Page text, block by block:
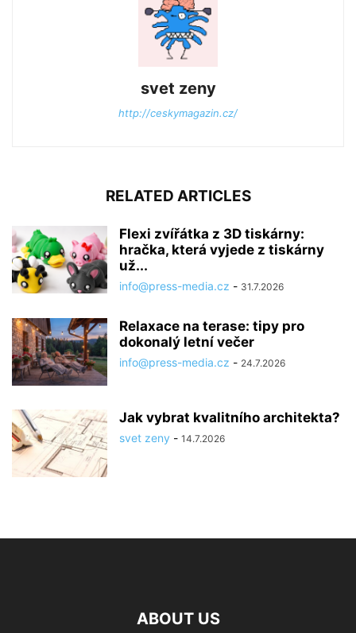
svet zeny
http://ceskymagazin.cz/
RELATED ARTICLES
Flexi zvířátka z 3D tiskárny:
hračka, která vyjede z tiskárny
už...
info@press-media.cz - 31.7.2026
Relaxace na terase: tipy pro
dokonalý letní večer
info@press-media.cz - 24.7.2026
Jak vybrat kvalitního architekta?
svet zeny - 14.7.2026
ABOUT US